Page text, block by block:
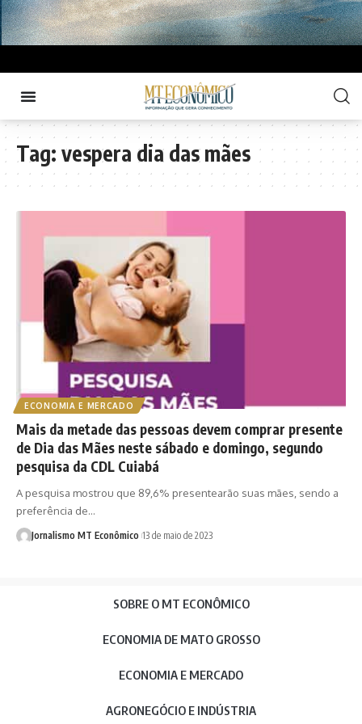
Tag: vespera dia das mães
ECONOMIA E MERCADO
Mais da metade das pessoas devem comprar presente
de Dia das Mães neste sábado e domingo, segundo
pesquisa da CDL Cuiabá
A pesquisa mostrou que 89,6% presentearão suas mães, sendo a
preferência de…
Jornalismo MT Econômico 13 de maio de 2023
SOBRE O MT ECONÔMICO
ECONOMIA DE MATO GROSSO
ECONOMIA E MERCADO
AGRONEGÓCIO E INDÚSTRIA